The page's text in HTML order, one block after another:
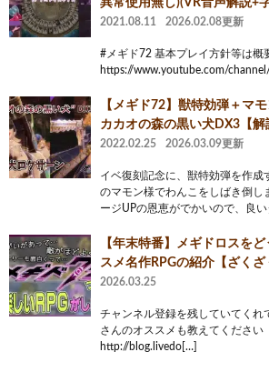
2021.08.11 2026.02.08更新
#メギド72 基本プレイ方針等は概
https://www.youtube.com/
【メギド72】獣特効弾＋マ
カカオの森の黒い犬DX3【解
2022.02.25 2026.03.09更新
イベ復刻記念に、獣特効弾を作成
のマモン様でわんこをしばき倒し
ージUPの恩恵がでかいので、良
【年末特番】メギドロスを
スメ名作RPGの紹介【ざくざ
2026.03.25
チャンネル登録を残していてくれ
さんのオススメも教えてください
http://blog.livedo[…]